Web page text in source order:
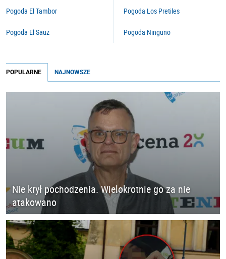
Pogoda El Tambor
Pogoda El Sauz
Pogoda Los Pretiles
Pogoda Ninguno
POPULARNE NAJNOWSZE
Nie krył pochodzenia. Wielokrotnie go za nie
atakowano